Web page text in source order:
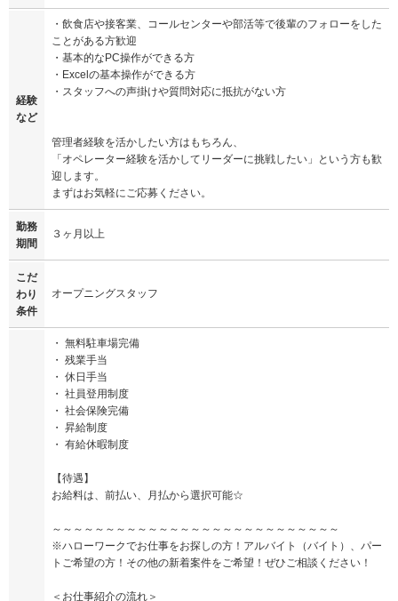
経験
など
・飲食店や接客業、コールセンターや部活等で後輩のフォローをした
ことがある方歓迎
・基本的なPC操作ができる方
・Excelの基本操作ができる方
・スタッフへの声掛けや質問対応に抵抗がない方
管理者経験を活かしたい方はもちろん、
「オペレーター経験を活かしてリーダーに挑戦したい」という方も歓
迎します。
まずはお気軽にご応募ください。
勤務
期間
３ヶ月以上
こだ
わり
条件
オープニングスタッフ
・ 無料駐車場完備
・ 残業手当
・ 休日手当
・ 社員登用制度
・ 社会保険完備
・ 昇給制度
・ 有給休暇制度
【待遇】
お給料は、前払い、月払から選択可能☆
～～～～～～～～～～～～～～～～～～～～～～～～～～～
※ハローワークでお仕事をお探しの方！アルバイト（バイト）、パー
トご希望の方！その他の新着案件をご希望！ぜひご相談ください！
＜お仕事紹介の流れ＞